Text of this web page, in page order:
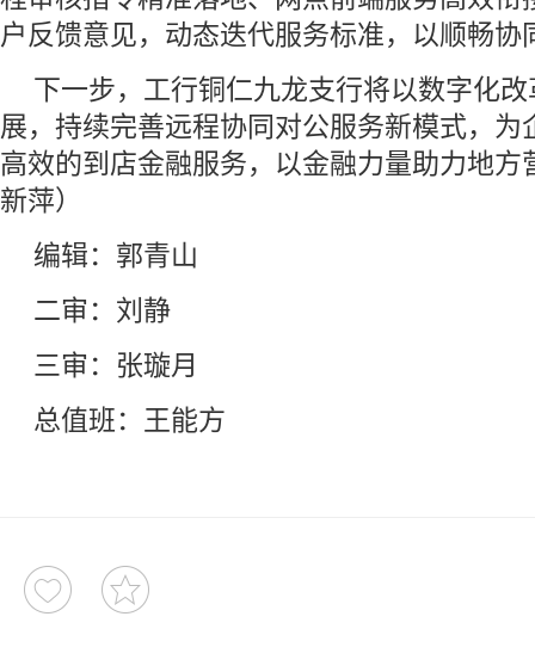
户反馈意见，动态迭代服务标准，以顺畅协
下一步，工行铜仁九龙支行将以数字化
展，持续完善远程协同对公服务新模式，为
高效的到店金融服务，以金融力量助力地方
新萍）
编辑：郭青山
二审：刘静
三审：张璇月
总值班：王能方